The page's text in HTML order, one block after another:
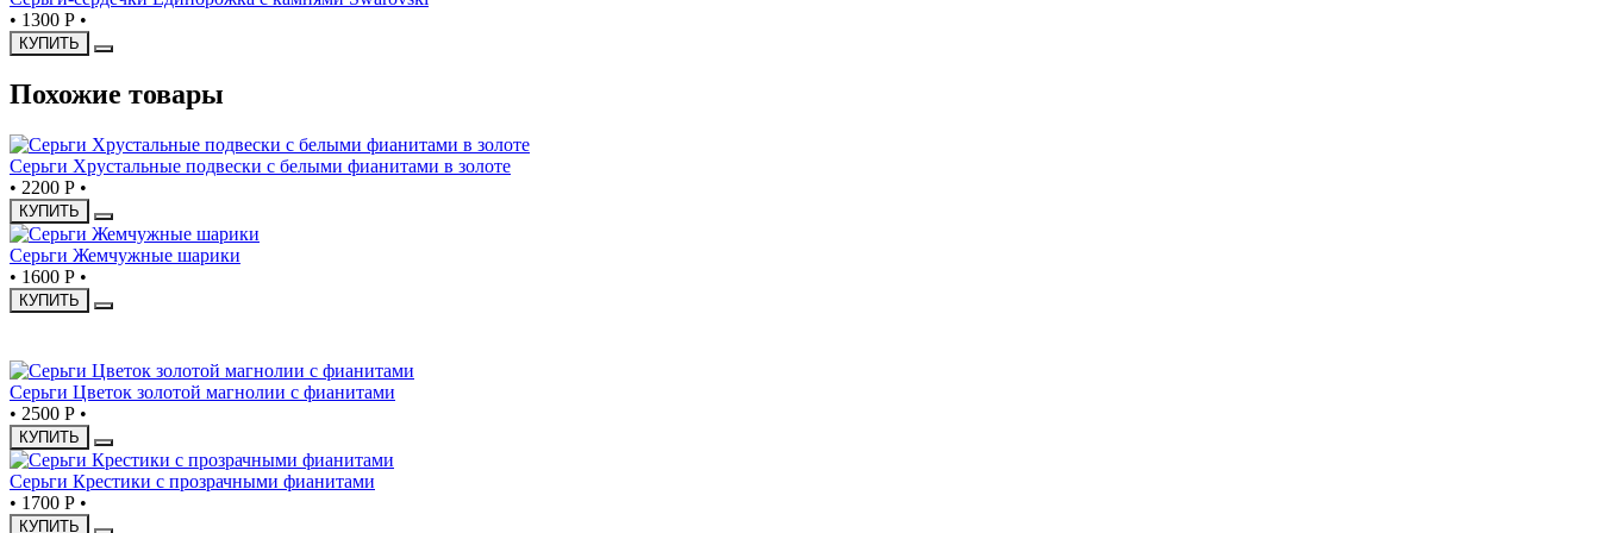
• 1300 Р •
КУПИТЬ
Похожие товары
Серьги Хрустальные подвески с белыми фианитами в золоте
• 2200 Р •
КУПИТЬ
Серьги Жемчужные шарики
• 1600 Р •
КУПИТЬ
Серьги Цветок золотой магнолии с фианитами
• 2500 Р •
КУПИТЬ
Серьги Крестики с прозрачными фианитами
• 1700 Р •
КУПИТЬ